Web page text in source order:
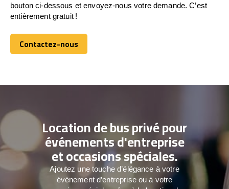
bouton ci-dessous et envoyez-nous votre demande. C’est
entièrement gratuit !
Contactez-nous
Contactez-nous
Location de bus privé pour
événements d'entreprise
et occasions spéciales.
Ajoutez une touche d’élégance à votre
événement d’entreprise ou à votre